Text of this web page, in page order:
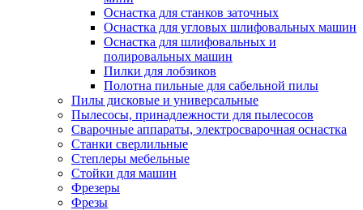
Оснастка для станков заточных
Оснастка для угловых шлифовальных машин
Оснастка для шлифовальных и
полировальных машин
Пилки для лобзиков
Полотна пильные для сабельной пилы
Пилы дисковые и универсальные
Пылесосы, принадлежности для пылесосов
Сварочные аппараты, электросварочная оснастка
Станки сверлильные
Степлеры мебельные
Стойки для машин
Фрезеры
Фрезы